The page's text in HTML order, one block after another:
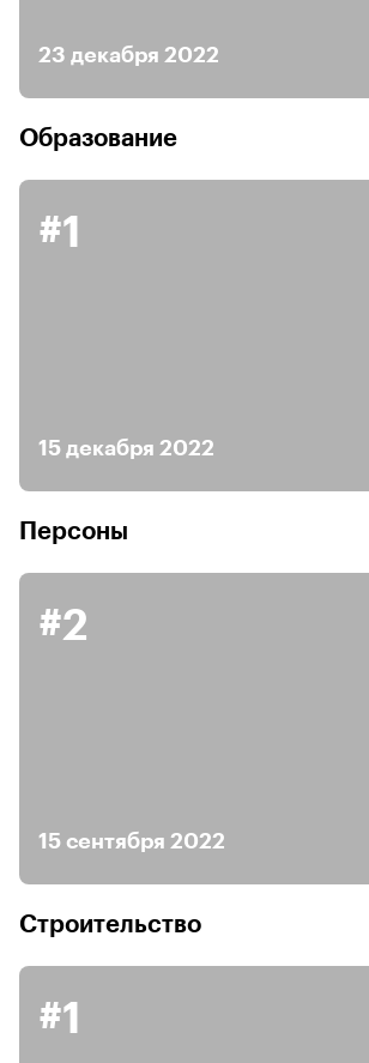
23 декабря 2022
Образование
#1
15 декабря 2022
Персоны
#2
15 сентября 2022
Строительство
#1